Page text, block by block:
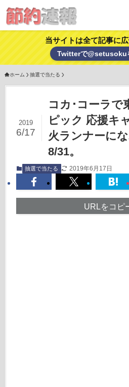
当サイトは全て記事に広
Twitterで@setusoku
ホーム 抽選で当たる
コカ･コーラで
ピック 応援キ
火ランナーに
8/31。
2019
6/17
抽選で当たる 2019年6月17日
URLをコピ